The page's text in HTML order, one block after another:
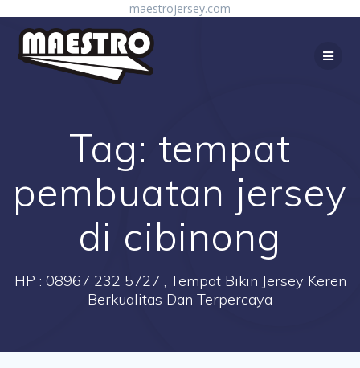
maestrojersey.com
Tag: tempat
pembuatan jersey
di cibinong
HP : 08967 232 5727 , Tempat Bikin Jersey Keren
Berkualitas Dan Terpercaya